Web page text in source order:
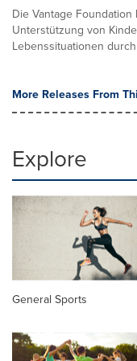
Die Vantage
Unterstützung von
Lebenssituationen
More Releases From
Explore
General Sports